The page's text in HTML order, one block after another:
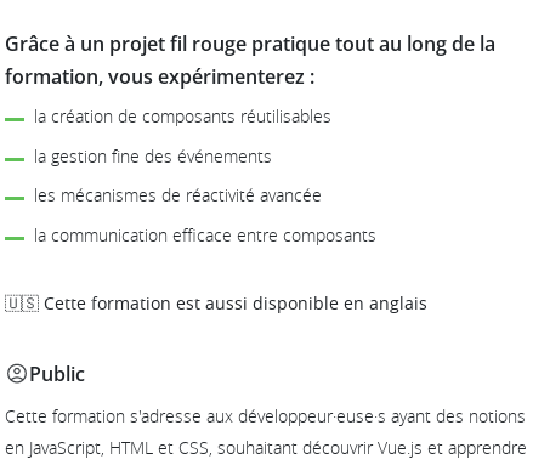
Grâce à un projet fil rouge pratique tout au long de la
formation, vous expérimenterez :
la création de composants réutilisables
la gestion fine des événements
les mécanismes de réactivité avancée
la communication efficace entre composants
🇺🇸 Cette formation est aussi disponible en anglais
Public
Cette formation s'adresse aux développeur·euse·s ayant des notions
en JavaScript, HTML et CSS, souhaitant découvrir Vue.js et apprendre